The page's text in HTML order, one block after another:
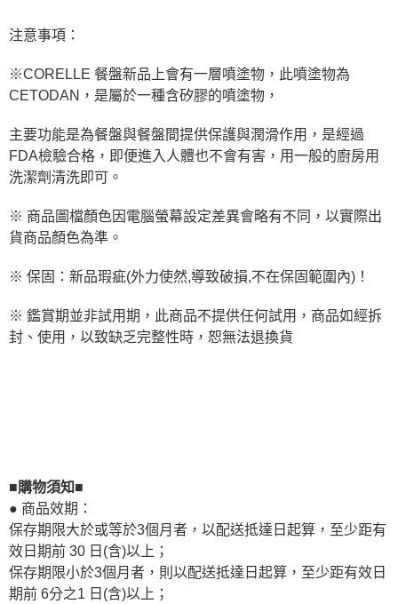
注意事項：
※CORELLE 餐盤新品上會有一層噴塗物，此噴塗物為
CETODAN，是屬於一種含矽膠的噴塗物，
主要功能是為餐盤與餐盤間提供保護與潤滑作用，是經過
FDA檢驗合格，即便進入人體也不會有害，用一般的廚房用
洗潔劑清洗即可。
※ 商品圖檔顏色因電腦螢幕設定差異會略有不同，以實際出
貨商品顏色為準。
※ 保固：新品瑕疵(外力使然,導致破損,不在保固範圍內)！
※ 鑑賞期並非試用期，此商品不提供任何試用，商品如經拆
封、使用，以致缺乏完整性時，恕無法退換貨
■購物須知■
● 商品效期：
保存期限大於或等於3個月者，以配送抵達日起算，至少距有
效日期前 30 日(含)以上；
保存期限小於3個月者，則以配送抵達日起算，至少距有效日
期前 6分之1 日(含)以上；